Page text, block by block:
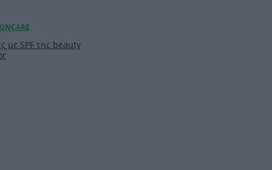
με SPF της beauty